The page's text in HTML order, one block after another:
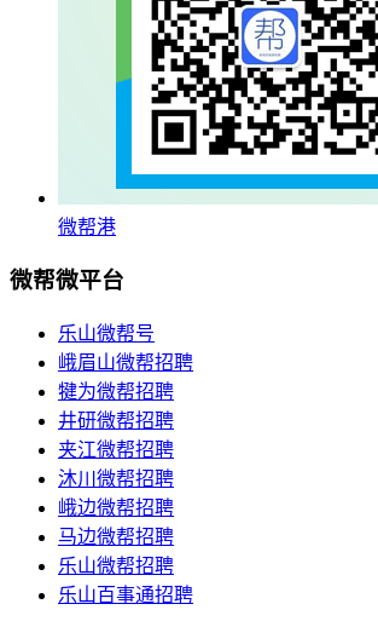
微帮港
微帮微平台
乐山微帮号
峨眉山微帮招聘
犍为微帮招聘
井研微帮招聘
夹江微帮招聘
沐川微帮招聘
峨边微帮招聘
马边微帮招聘
乐山微帮招聘
乐山百事通招聘